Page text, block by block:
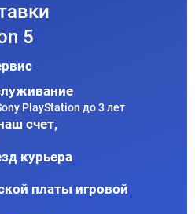
5
PlayStation до 3 лет
счет,
курьера
платы игровой